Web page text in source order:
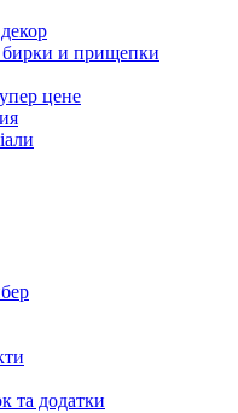
бирки и прищепки
цене
та додатки